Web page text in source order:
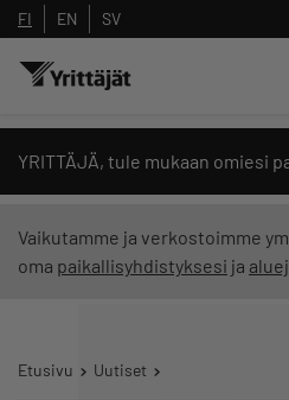
FI EN SV
YRITTÄJÄ, tule mukaan omiesi
Vaikutamme ja verkostoimme
oma paikallisyhdistyksesi ja
Etusivu Uutiset
Hae sivustolta tai
Yrittäjien tekoälyltä
Suodata hakutuloksia: näytä